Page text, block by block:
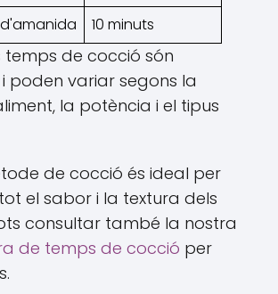
10 minuts
temps de cocció són
poden variar segons la
la potència i el tipus
de cocció és ideal per
el sabor i la textura dels
consultar també la nostra
de temps de cocció per